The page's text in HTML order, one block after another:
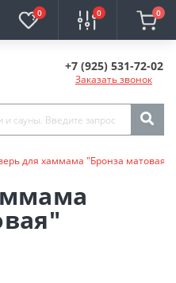
0 0 0
+7 (925) 531-72-02
Заказать звонок
для хаммама "Бронза матовая"